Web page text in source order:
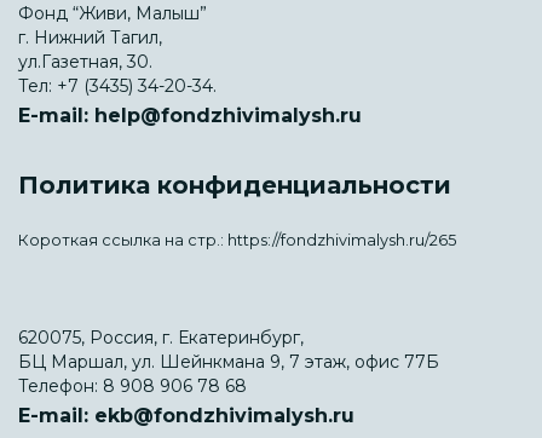
Фонд “Живи, Малыш”
г. Нижний Тагил,
ул.Газетная, 30.
Тел: +7 (3435) 34-20-34.
E-mail: help@fondzhivimalysh.ru
Политика конфиденциальности
Короткая ссылка на стр.: https://fondzhivimalysh.ru/265
620075, Россия, г. Екатеринбург,
БЦ Маршал, ул. Шейнкмана 9, 7 этаж, офис 77Б
Телефон: 8 908 906 78 68
E-mail: ekb@fondzhivimalysh.ru